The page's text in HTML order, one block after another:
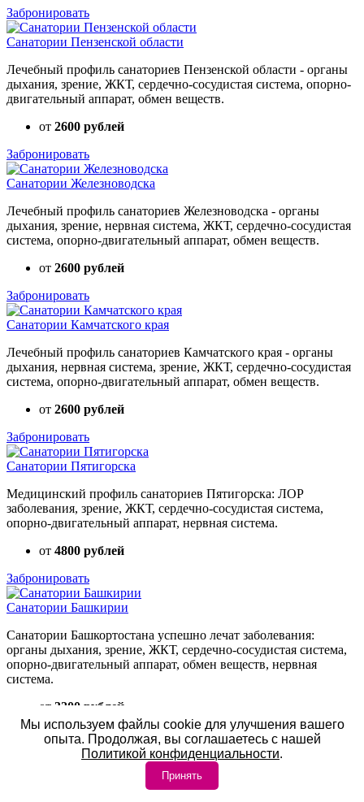
Забронировать
Санатории Пензенской области
Лечебный профиль санаториев Пензенской области - органы
дыхания, зрение, ЖКТ, сердечно-сосудистая система, опорно-
двигательный аппарат, обмен веществ.
от 2600 рублей
Забронировать
Санатории Железноводска
Лечебный профиль санаториев Железноводска - органы
дыхания, зрение, нервная система, ЖКТ, сердечно-сосудистая
система, опорно-двигательный аппарат, обмен веществ.
от 2600 рублей
Забронировать
Санатории Камчатского края
Лечебный профиль санаториев Камчатского края - органы
дыхания, нервная система, зрение, ЖКТ, сердечно-сосудистая
система, опорно-двигательный аппарат, обмен веществ.
от 2600 рублей
Забронировать
Санатории Пятигорска
Медицинский профиль санаториев Пятигорска: ЛОР
заболевания, зрение, ЖКТ, сердечно-сосудистая система,
опорно-двигательный аппарат, нервная система.
от 4800 рублей
Забронировать
Санатории Башкирии
Санатории Башкортостана успешно лечат заболевания:
органы дыхания, зрение, ЖКТ, сердечно-сосудистая система,
опорно-двигательный аппарат, обмен веществ, нервная
система.
от 3200 рублей
Забронировать
Санатории Тульской области
Лечебный профиль санаториев Тульской области - органы
Мы используем файлы cookie для улучшения вашего
опыта. Продолжая, вы соглашаетесь с нашей
Политикой конфиденциальности.
Принять